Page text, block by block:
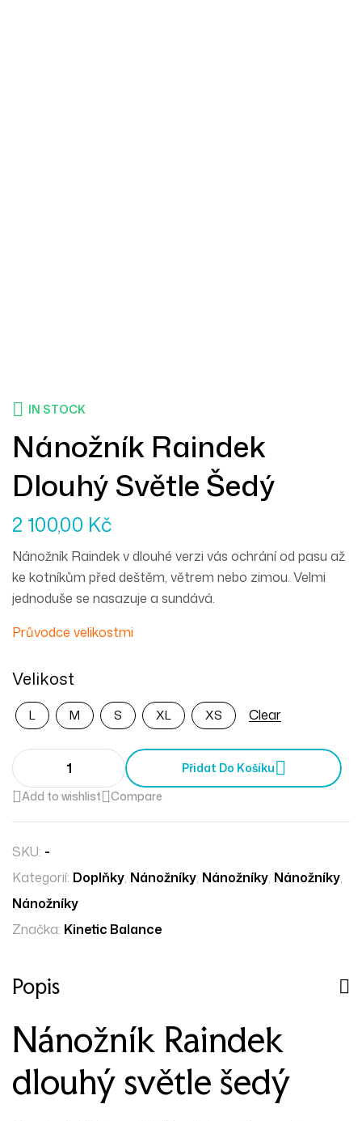
IN STOCK
Nánožník Raindek
Dlouhý Světle Šedý
2 100,00 Kč
Nánožník Raindek v dlouhé verzi vás ochrání od pasu až
ke kotníkům před deštěm, větrem nebo zimou. Velmi
jednoduše se nasazuje a sundává.
Průvodce velikostmi
Velikost
L M S XL XS Clear
Přidat Do Košíku
Add to wishlist
Compare
SKU: -
Kategorií: Doplňky, Nánožníky, Nánožníky, Nánožníky,
Nánožníky
Značka: Kinetic Balance
Popis
Nánožník Raindek
dlouhý světle šedý